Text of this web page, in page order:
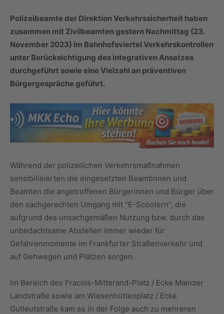
Polizeibeamte der Direktion Verkehrssicherheit haben
zusammen mit Zivilbeamten gestern Nachmittag (23.
November 2023) im Bahnhofsviertel Verkehrskontrollen
unter Berücksichtigung des integrativen Ansatzes
durchgeführt sowie eine Vielzahl an präventiven
Bürgergespräche geführt.
Während der polizeilichen Verkehrsmaßnahmen
sensibilisierten die eingesetzten Beamtinnen und
Beamten die angetroffenen Bürgerinnen und Bürger über
den sachgerechten Umgang mit “E-Scootern”, die
aufgrund des unsachgemäßen Nutzung bzw. durch das
unbedachtsame Abstellen immer wieder für
Gefahrenmomente im Frankfurter Straßenverkehr und
auf Gehwegen und Plätzen sorgen.
Im Bereich des Fracois-Mitterand-Platz / Ecke Mainzer
Landstraße sowie am Wiesenhüttenplatz / Ecke
Gutleutstraße kam es in der Folge auch zu mehreren